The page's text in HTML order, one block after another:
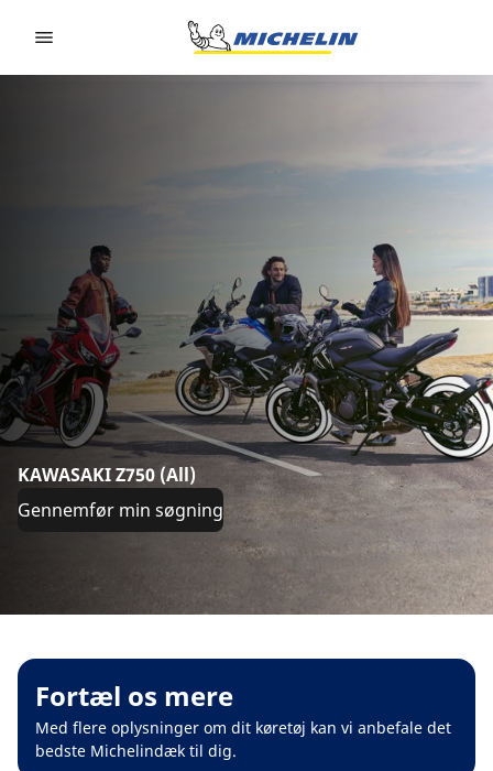
KAWASAKI Z750 (All)
Gennemfør min søgning
Fortæl os mere
Med flere oplysninger om dit køretøj kan vi anbefale det
bedste Michelindæk til dig.